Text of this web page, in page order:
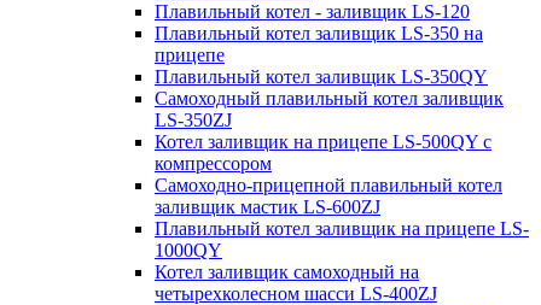
Плавильный котел - заливщик LS-120
Плавильный котел заливщик LS-350 на
прицепе
Плавильный котел заливщик LS-350QY
Самоходный плавильный котел заливщик
LS-350ZJ
Котел заливщик на прицепе LS-500QY с
компрессором
Самоходно-прицепной плавильный котел
заливщик мастик LS-600ZJ
Плавильный котел заливщик на прицепе LS-
1000QY
Котел заливщик самоходный на
четырехколесном шасси LS-400ZJ